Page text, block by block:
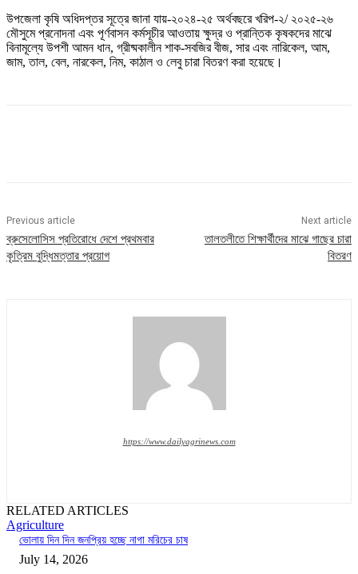
উপজেলা কৃষি অধিদপ্তর সূত্রে জানা যায়-২০২৪-২৫ অর্থবছরে খরিপ-২/ ২০২৫-২৬
মৌসুমে প্রনোদনা এবং পূর্ণবাসন কর্মসূচীর আওতায় ক্ষুদ্র ও প্রান্তিক কৃষকদের মাঝে
বিনামূল্যে উপশী আমন ধান, গ্রীষ্মকালীন শাক-সবজির বীজ, সার এবং নারিকেল, আম,
জাম, তাল, বেল, নারকেল, নিম, কাঠাল ও লেবু চারা বিতরণ করা হয়েছে।
Previous article
ব্রুসেলোসিস প্রতিরোধে দেশে প্রথমবার
কৃত্রিম বুদ্ধিমত্তার প্রয়োগ
Next article
তালতলীতে শিক্ষার্থীদের মাঝে গাছের চারা
বিতরণ
https://www.dailyagrinews.com
RELATED ARTICLES
Agriculture
ভোলায় দিন দিন জনপ্রিয় হচ্ছে নাগা মরিচের চাষ
July 14, 2026